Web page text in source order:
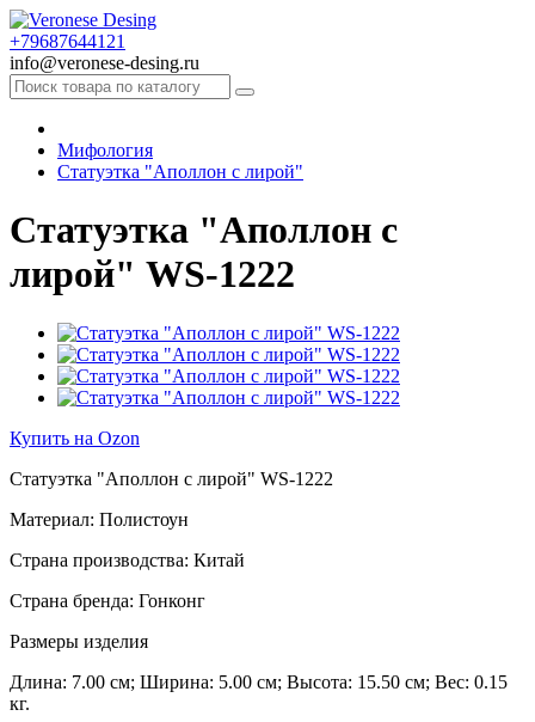
+79687644121
info@veronese-desing.ru
Мифология
Статуэтка "Аполлон с лирой"
Статуэтка "Аполлон с
лирой" WS-1222
Купить на Ozon
Статуэтка "Аполлон с лирой" WS-1222
Материал: Полистоун
Страна производства: Китай
Страна бренда: Гонконг
Размеры изделия
Длина: 7.00 см; Ширина: 5.00 см; Высота: 15.50 см; Вес: 0.15
кг.